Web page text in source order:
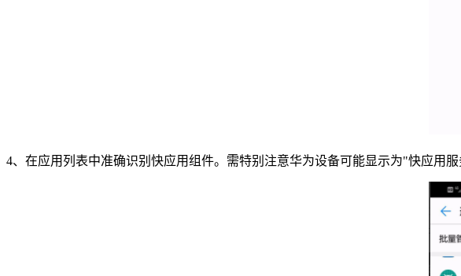
4、在应用列表中准确识别快应用组件。需特别注意华为设备可能显示为"快应用